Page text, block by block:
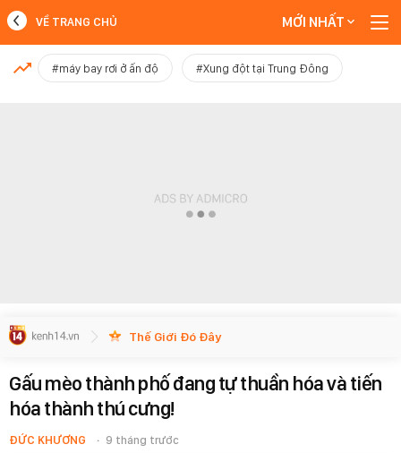
MỚI NHẤT
VỀ TRANG CHỦ MỚI NHẤT
#máy bay rơi ở ấn độ #Xung đột tại Trung Đông
Thế Giới Đó Đây
Gấu mèo thành phố đang tự thuần hóa và tiến
hóa thành thú cưng!
ĐỨC KHƯƠNG 9 tháng trước